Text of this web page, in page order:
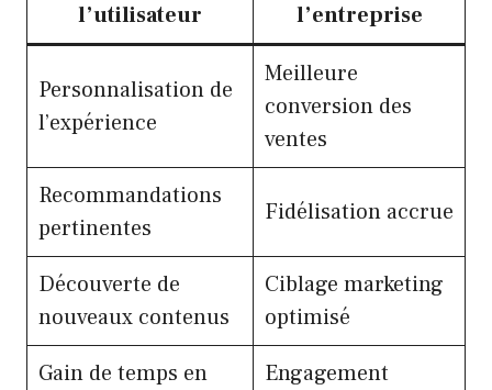
l’utilisateur
l’entreprise
Personnalisation de
l’expérience
Meilleure
conversion des
ventes
Recommandations
pertinentes
Fidélisation accrue
Découverte de
nouveaux contenus
Ciblage marketing
optimisé
Gain de temps en
Engagement